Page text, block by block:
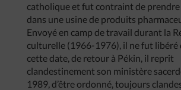
catholique et fut contraint de
dans une usine de produits
Envoyé en camp de travail durant la
culturelle (1966-1976), il ne fut libéré
cette date, de retour à Pékin, il reprit
clandestinement son ministère
1989, d’être ordonné, toujours